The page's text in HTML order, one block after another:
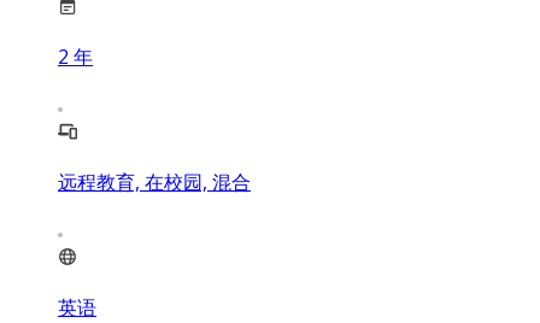
2 年
远程教育, 在校园, 混合
英语